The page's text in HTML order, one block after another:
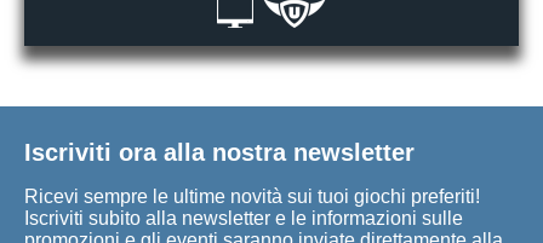
Iscriviti ora alla nostra newsletter
Ricevi sempre le ultime novità sui tuoi giochi preferiti!
Iscriviti subito alla newsletter e le informazioni sulle